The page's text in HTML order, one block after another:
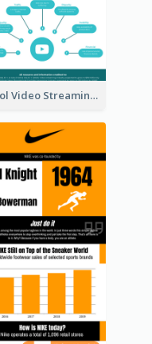
Cool Video Streaming Trend Infographic Design Idea